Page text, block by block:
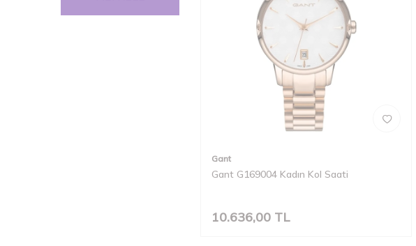
Gant
Gant G169004 Kadın Kol Saati
10.636,00 TL